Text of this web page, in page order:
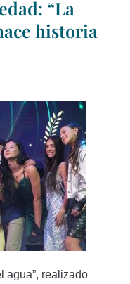
“La
historia
agua”, realizado